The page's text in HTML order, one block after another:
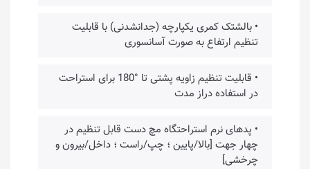
• بالشتک کمری یکپارچه (جدانشدنی) با قابلیت
تنظیم ارتفاع به صورت آسانسوری
• قابلیت تنظیم زاویه پشتی تا °180 برای استراحت
در استفاده دراز مدت
• پدهای نرم استراحتگاه مچ دست قابل تنظیم در
چهار جهت [بالا/پایین ؛ چپ/راست ؛ داخل/بیرون و
چرخشی]